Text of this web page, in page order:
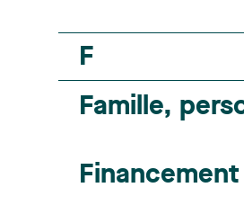
F
Famille,